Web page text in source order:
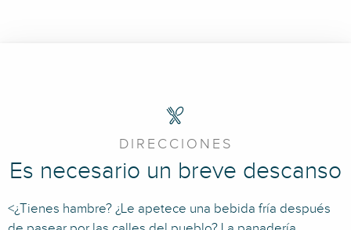
DIRECCIONES
Es necesario un breve descanso
<¿Tienes hambre? ¿Le apetece una bebida fría después